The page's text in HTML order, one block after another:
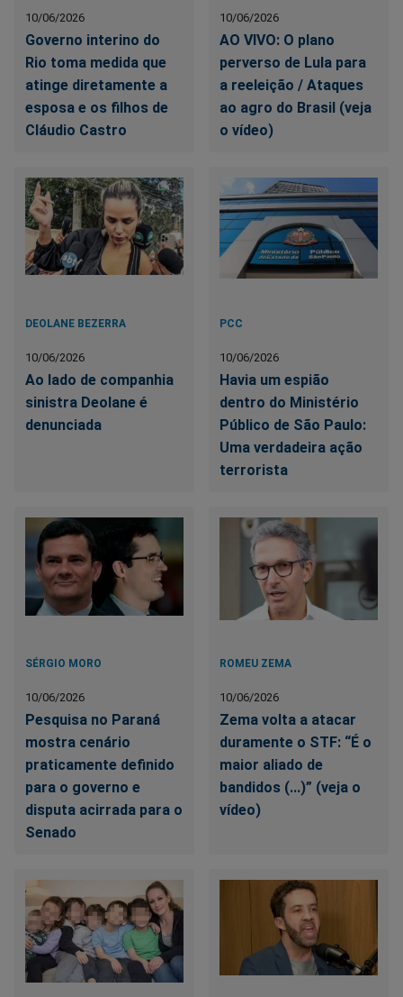
10/06/2026
Governo interino do
Rio toma medida que
atinge diretamente a
esposa e os filhos de
Cláudio Castro
10/06/2026
AO VIVO: O plano
perverso de Lula para
a reeleição / Ataques
ao agro do Brasil (veja
o vídeo)
DEOLANE BEZERRA
10/06/2026
Ao lado de companhia
sinistra Deolane é
denunciada
PCC
10/06/2026
Havia um espião
dentro do Ministério
Público de São Paulo:
Uma verdadeira ação
terrorista
SÉRGIO MORO
10/06/2026
Pesquisa no Paraná
mostra cenário
praticamente definido
para o governo e
disputa acirrada para o
Senado
ROMEU ZEMA
10/06/2026
Zema volta a atacar
duramente o STF: “É o
maior aliado de
bandidos (...)” (veja o
vídeo)